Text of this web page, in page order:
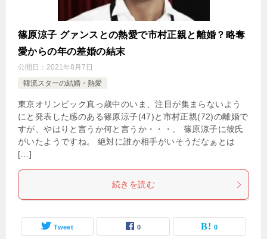
篠原涼子 グァンスとの熱愛で市村正親と離婚？略奪
愛からの年の差婚の結末
公開日： 2021年8月7日
韓流スターの結婚・熱愛
東京オリンピック真っ歳中のいま、注目が集まらないよう
にと発表した感のある篠原涼子(47)と市村正親(72)の離婚で
すが、やはりと言うか何と言うか・・・。 篠原涼子に彼氏
がいたようですね。 絶対に誰か相手がいそうだなぁとは
[…]
続きを読む
Tweet 0 0